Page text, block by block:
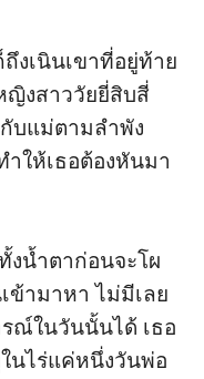
นินเขาที่อยู่ท้าย
ญิงสาววัยยี่สิบสี่
บแม่ตามลำพัง
ำให้เธอต้องหันมา
งน้ำตาก่อนจะโผ
ข้ามาหา ไม่มีเลย
ณ์ในวันนั้นได้ เธอ
นไร่แค่หนึ่งวันพ่อ